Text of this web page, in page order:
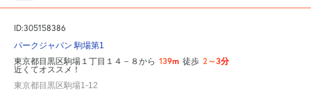
ID:305158386
パークジャパン 駒場第1
東京都目黒区駒場１丁目１４－８から 139m 徒歩 2～3分
近くてオススメ！
東京都目黒区駒場1-12